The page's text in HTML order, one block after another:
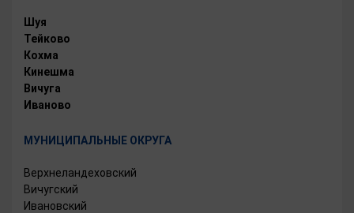
Шуя
Тейково
Кохма
Кинешма
Вичуга
Иваново
МУНИЦИПАЛЬНЫЕ ОКРУГА
Верхнеландеховский
Вичугский
Ивановский